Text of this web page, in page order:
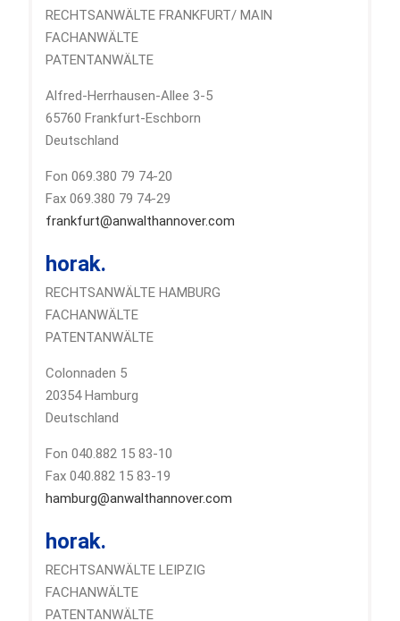
RECHTSANWÄLTE FRANKFURT/ MAIN
FACHANWÄLTE
PATENTANWÄLTE
Alfred-Herrhausen-Allee 3-5
65760 Frankfurt-Eschborn
Deutschland
Fon 069.380 79 74-20
Fax 069.380 79 74-29
frankfurt@anwalthannover.com
horak.
RECHTSANWÄLTE HAMBURG
FACHANWÄLTE
PATENTANWÄLTE
Colonnaden 5
20354 Hamburg
Deutschland
Fon 040.882 15 83-10
Fax 040.882 15 83-19
hamburg@anwalthannover.com
horak.
RECHTSANWÄLTE LEIPZIG
FACHANWÄLTE
PATENTANWÄLTE